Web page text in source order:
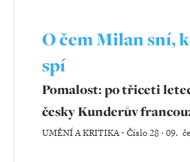
O čem Milan sní,
spí
Pomalost: po třiceti
česky Kunderův
UMĚNÍ A KRITIKA-Číslo 28 ‧ 09.